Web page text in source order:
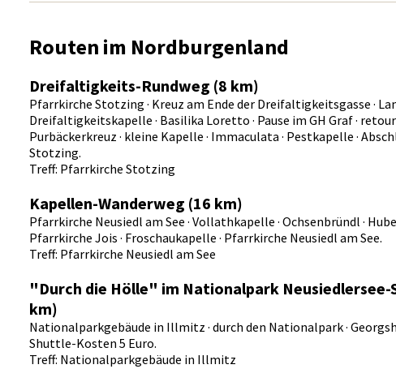
Routen im Nordburgenland
Dreifaltigkeits-Rundweg (8 km)
Pfarrkirche Stotzing · Kreuz am Ende der Dreifaltigkeitsgasse ·
Dreifaltigkeitskapelle · Basilika Loretto · Pause im GH Graf ·
Purbäckerkreuz · kleine Kapelle · Immaculata · Pestkapelle ·
Stotzing.
Treff: Pfarrkirche Stotzing
Kapellen-Wanderweg (16 km)
Pfarrkirche Neusiedl am See · Vollathkapelle · Ochsenbründl ·
Pfarrkirche Jois · Froschaukapelle · Pfarrkirche Neusiedl am See.
Treff: Pfarrkirche Neusiedl am See
"Durch die Hölle" im Nationalpark Neusiedlersee-
km)
Nationalparkgebäude in Illmitz · durch den Nationalpark ·
Shuttle-Kosten 5 Euro.
Treff: Nationalparkgebäude in Illmitz